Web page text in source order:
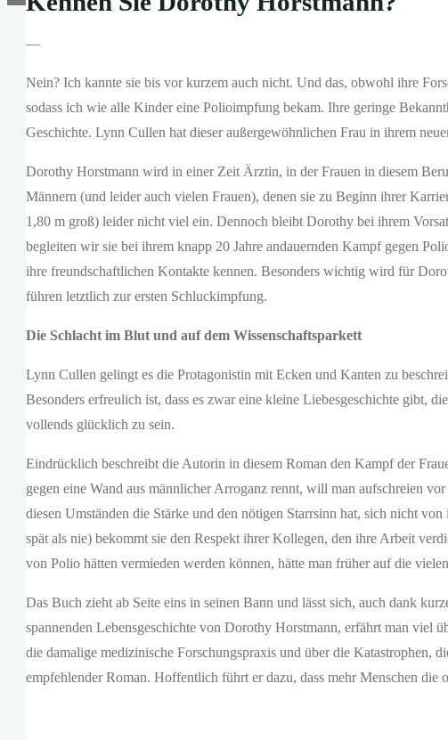
—
Nein? Ich kannte sie bis vor kurzem auch nicht. Und das, obwohl ihre
sodass ich wie alle Kinder eine Polioimpfung bekam. Ihre geringe
Geschichte. Lynn Cullen hat dieser außergewöhnlichen Frau in ihrem
Dorothy Horstmann wird in einer Zeit Ärztin, in der Frauen in diesem
Männern (und leider auch vielen Frauen), denen sie zu Beginn ihrer
1,80 m groß) leider nicht viel ein. Dennoch bleibt Dorothy bei ihrem
begleiten wir sie bei ihrem knapp 20 Jahre andauernden Kampf gegen
ihre freundschaftlichen Kontakte kennen. Besonders wichtig wird für
führen letztlich zur ersten Schluckimpfung.
Die Schlacht im Blut und auf dem Wissenschaftsparkett
Lynn Cullen gelingt es die Protagonistin mit Ecken und Kanten zu
Besonders erfreulich ist, dass es zwar eine kleine Liebesgeschichte gibt,
vollends glücklich zu sein.
Eindrücklich beschreibt die Autorin in diesem Roman den Kampf der
gegen eine Wand aus männlicher Arroganz rennt, will man aufschreien
diesen Umständen die Stärke und den nötigen Starrsinn hat, sich nicht
spät als nie) bekommt sie den Respekt ihrer Kollegen, den ihre Arbeit
von Polio hätten vermieden werden können, hätte man früher auf die
Das Buch zieht ab Seite eins in seinen Bann und lässt sich, auch dank
spannenden Lebensgeschichte von Dorothy Horstmann, erfährt man viel
die damalige medizinische Forschungspraxis und über die Katastrophen,
empfehlender Roman. Hoffentlich führt er dazu, dass mehr Menschen